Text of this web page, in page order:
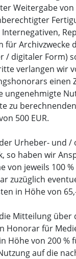
Weitergabe
für Archivzwecke
/ digitaler Form)
verlangen wir
einen
ungenehmigte
zu
500 EUR.
Urheber- und /
so haben wir
von jeweils 100
zuzüglich
in Höhe von
Mitteilung über
Honorar für
Höhe von 200 %
auf die